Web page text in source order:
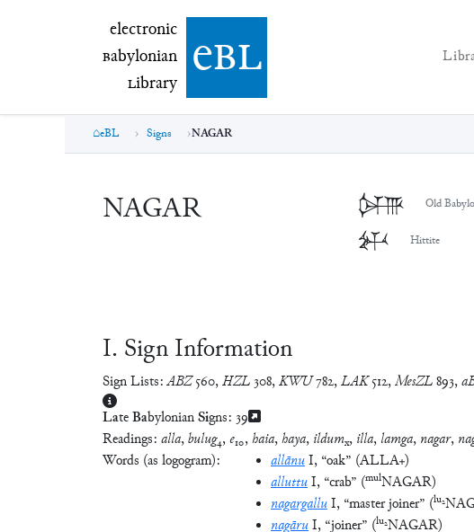
electronic Babylonian Library (eBL)
electronic
Babylonian
Library ebl
eBL Signs NAGAR
NAGAR 𒉄 Old
𒉄 Hittite
Ⅰ. Sign Information
Sign Lists: ABZ 560,HZL 308,KWU782,LAK 512,MesZL893,
LateBabylonianSigns: 39
Readings: alla,bulug₄,e₁₀,haia,haya, ildumx, illa, lamga, nagar,
Words (as logogram): allānuI, “oak” (ALLA+)
alluttuI, “crab” (mulNAGAR)
nagargalluI, “master joiner” (lu₂
nagāruI, “joiner” (lu₂NAGAR)